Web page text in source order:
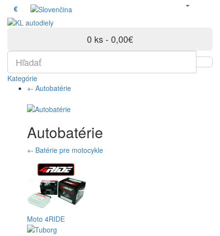
€
0 ks - 0,00€
Kategórie
+- Autobatérie
Autobatérie
+- Batérie pre motocykle
Moto 4RIDE